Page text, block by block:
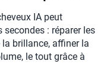
IA peut
: réparer les
brillance, affiner la
le tout grâce à